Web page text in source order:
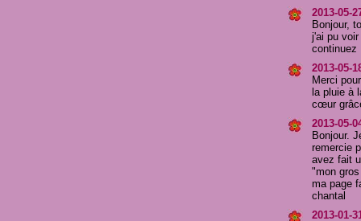
2013-05-
Bonjour,
j'ai pu
2013-05-
Merci
la pluie à
cœur
2013-05-
Bonjour.
remercie
avez fait
"mon
ma page
chantal
2013-01-